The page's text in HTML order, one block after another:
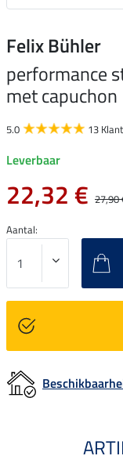
Felix Bühler
performance
met capuchon
5.0 13
Leverbaar
22,32 € 27,90
Aantal: